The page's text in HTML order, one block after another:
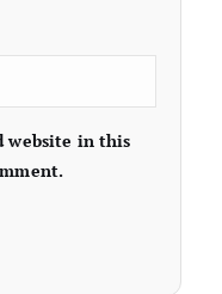
website in this